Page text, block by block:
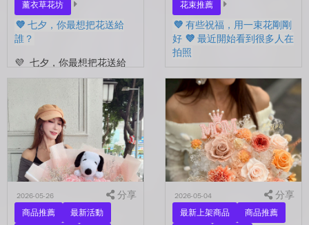
薰衣草花坊
💜 七夕，你最想把花送給
誰？
💜 七夕，你最想把花送給
誰？ 是陪你走過每一天的
另一半，是一直默默支持你
的家人，還是那個努力生活
的自己？ 花，不一定要等
到特別的人才能收到。...
花束推薦
💜 有些祝福，用一束花剛剛
好 💜 最近開始看到很多人在
拍照
💜 有些祝福，用一束花剛剛
好 💜 最近開始看到很多人
在拍照📷 穿著學士服、抱著
花束，笑著紀錄這段重要的
時光🤍 一路走到現在，一
定有很多不容易。 熬過考
試...
2026-05-26 分享
商品推薦
最新活動
2026-05-04 分享
最新上架商品
商品推薦